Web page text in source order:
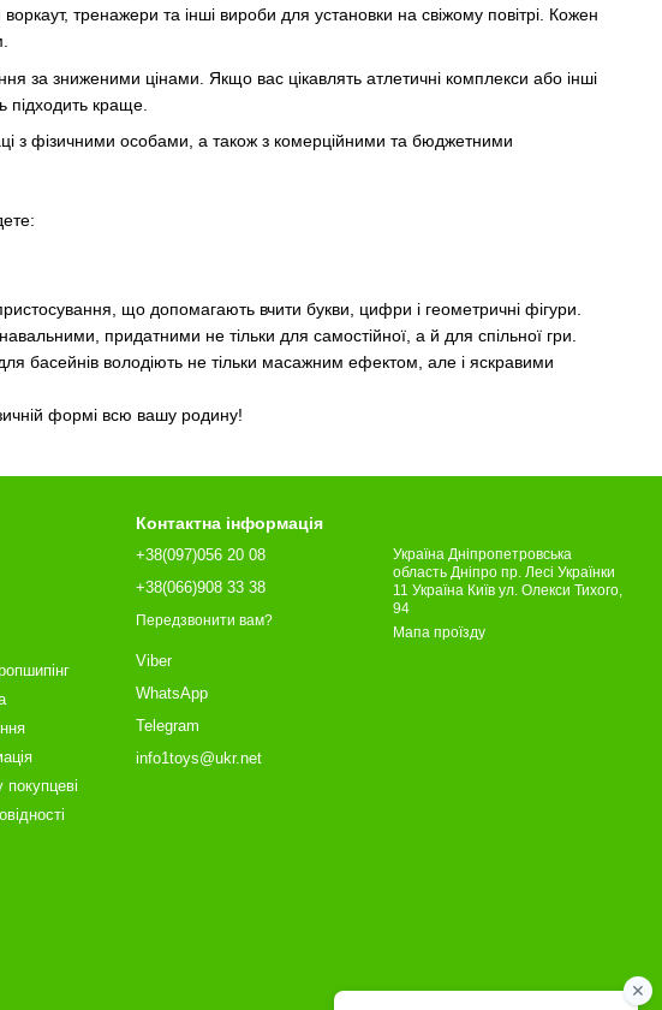
тренажери та інші вироби для установки на свіжому повітрі. Кожен
за зниженими цінами. Якщо вас цікавлять атлетичні комплекси або інші
підходить краще.
з фізичними особами, а також з комерційними та бюджетними
що допомагають вчити букви, цифри і геометричні фігури.
придатними не тільки для самостійної, а й для спільної гри.
басейнів володіють не тільки масажним ефектом, але і яскравими
формі всю вашу родину!
покупцеві
Контактна інформація
+38(097)056 20 08
+38(066)908 33 38
Передзвонити вам?
Viber
WhatsApp
Telegram
info1toys@ukr.net
Україна Дніпропетровська
область Дніпро пр. Лесі Українки
11 Україна Київ ул. Олекси Тихого,
94
Мапа проїзду